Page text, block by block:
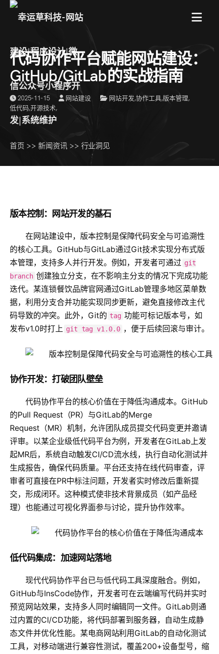
菜
代码协作平台赋能网站建设：
GitHub/GitLab的实战指南
2025-11-15 网站建设 网站开发,协作工具,版本管理,
低代码,开源技术,
首页 >> 新闻资讯 >> 行业洞见
版本控制：网站开发的基石
在网站建设中，版本控制是保障代码安全与可追溯性
的核心工具。GitHub与GitLab通过Git技术实现分布式版
本管理，支持多人并行开发。例如，开发者可通过 git
branch 创建独立分支，在不影响主分支的情况下完成功能
迭代。某连锁餐饮品牌官网通过GitLab管理多地区菜单数
据，利用分支合并功能实现同步更新，避免直接修改主代
码导致的冲突。此外，Git的 tag 功能可标记版本号，如
发布v1.0时打上 git tag v1.0.0 ，便于后续回滚与审计。
协作开发：打破团队壁垒
代码协作平台的核心价值在于降低沟通成本。GitHub
的Pull Request（PR）与GitLab的Merge
Request（MR）机制，允许团队成员提交代码变更并邀请
评审。以某企业级低代码平台为例，开发者在GitLab上发
起MR后，系统自动触发CI/CD流水线，执行自动化测试并
生成报告，确保代码质量。平台还支持在线代码审查，评
审者可直接在PR中标注问题，开发者实时修改后重新提
交，形成闭环。这种模式使非技术背景成员（如产品经
理）也能通过可视化界面参与讨论，提升协作效率。
低代码集成：加速网站落地
现代代码协作平台已与低代码工具深度融合。例如，
GitHub与InsCode协作，开发者可在云端编写代码并实时
预览网站效果，支持多人同时编辑同一文件。GitLab则通
过内置的CI/CD功能，将代码部署到服务器，自动生成静
态文件并优化性能。某电商网站利用GitLab的自动化测试
工具，对移动端进行兼容性测试，覆盖200+设备型号，缩